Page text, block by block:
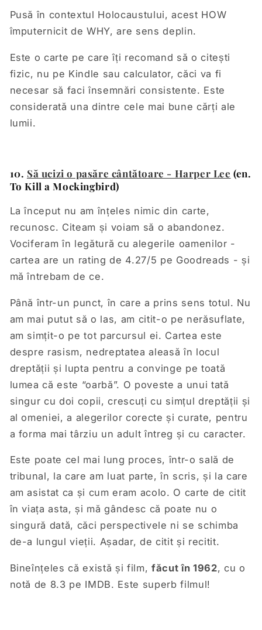
Pusă în contextul Holocaustului, acest HOW
împuternicit de WHY, are sens deplin.
Este o carte pe care îți recomand să o citești
fizic, nu pe Kindle sau calculator, căci va fi
necesar să faci însemnări consistente. Este
considerată una dintre cele mai bune cărți ale
lumii.
10. Să ucizi o pasăre cântătoare - Harper Lee (en.
To Kill a Mockingbird)
La început nu am înțeles nimic din carte,
recunosc. Citeam și voiam să o abandonez.
Vociferam în legătură cu alegerile oamenilor -
cartea are un rating de 4.27/5 pe Goodreads - și
mă întrebam de ce.
Până într-un punct, în care a prins sens totul. Nu
am mai putut să o las, am citit-o pe nerăsuflate,
am simțit-o pe tot parcursul ei. Cartea este
despre rasism, nedreptatea aleasă în locul
dreptății și lupta pentru a convinge pe toată
lumea că este “oarbă”. O poveste a unui tată
singur cu doi copii, crescuți cu simțul dreptății și
al omeniei, a alegerilor corecte și curate, pentru
a forma mai târziu un adult întreg și cu caracter.
Este poate cel mai lung proces, într-o sală de
tribunal, la care am luat parte, în scris, și la care
am asistat ca și cum eram acolo. O carte de citit
în viața asta, și mă gândesc că poate nu o
singură dată, căci perspectivele ni se schimba
de-a lungul vieții. Așadar, de citit și recitit.
Bineînțeles că există și film, făcut în 1962, cu o
notă de 8.3 pe IMDB. Este superb filmul!